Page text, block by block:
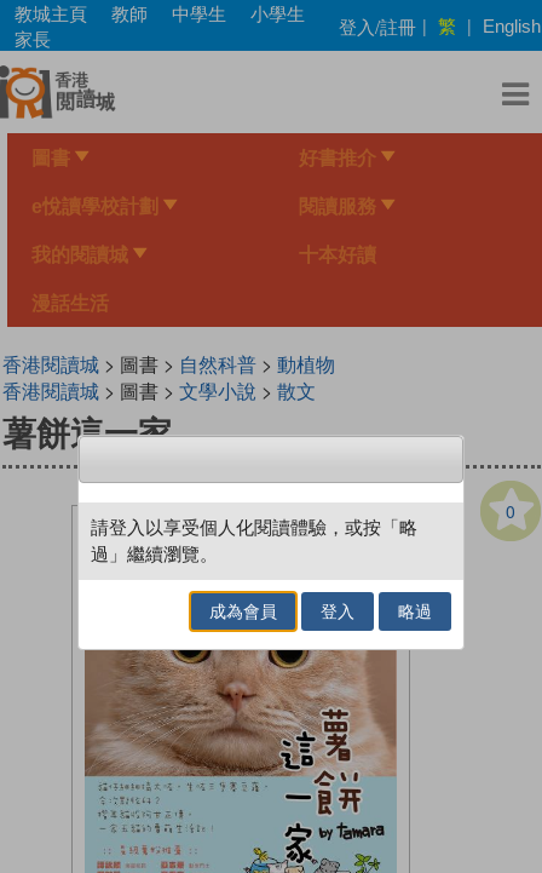
Skip
main
content
教城主頁 教師 中學生
小學生
家長
登入/註冊 | 繁 | English
圖書 好書推介
e悅讀學校計劃 閱讀服務
我的閱讀城 十本好讀
漫話生活
香港閱讀城> 圖書 > 自然科普> 動植物
香港閱讀城> 圖書 > 文學小說 > 散文
薯餅這一家
0
請登入以享受個人化閱讀體驗，或按「略
過」繼續瀏覽。
成為會員 登入 略過